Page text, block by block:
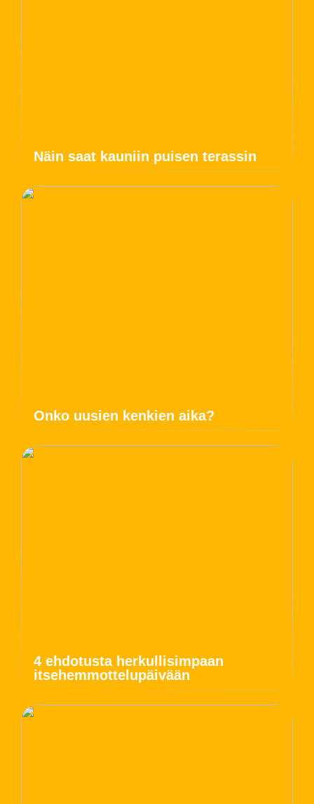
Näin saat kauniin puisen terassin
Onko uusien kenkien aika?
4 ehdotusta herkullisimpaan
itsehemmottelupäivään